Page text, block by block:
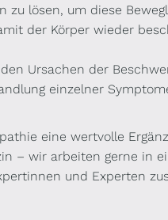
zu lösen, um diese
der Körper wieder
Ursachen der
einzelner
eine wertvolle
– wir arbeiten gerne in
und Experten